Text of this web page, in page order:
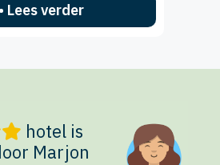
• Lees verder
hotel is
Marjon